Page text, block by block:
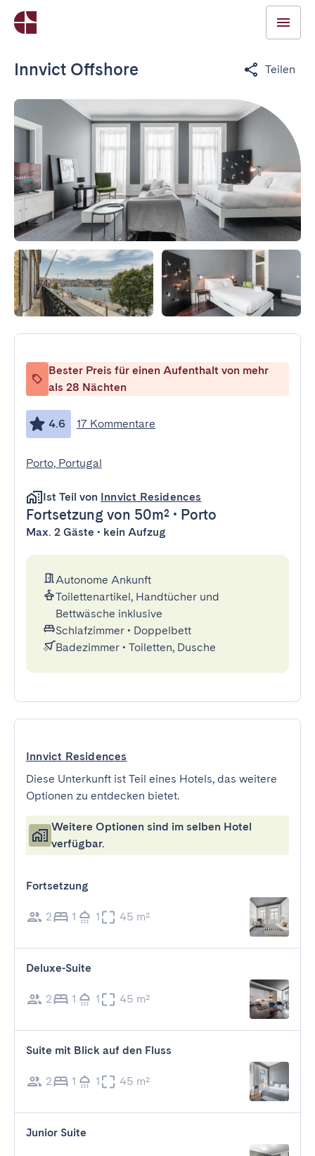
Innvict Offshore Teilen
Bester Preis für einen Aufenthalt von mehr
als 28 Nächten
4.6 17 Kommentare
Porto, Portugal
Ist Teil von Innvict Residences
Fortsetzung von 50m² • Porto
Max. 2 Gäste • kein Aufzug
Autonome Ankunft
Toilettenartikel, Handtücher und
Bettwäsche inklusive
Schlafzimmer • Doppelbett
Badezimmer • Toiletten, Dusche
Innvict Residences
Diese Unterkunft ist Teil eines Hotels, das weitere
Optionen zu entdecken bietet.
Weitere Optionen sind im selben Hotel
verfügbar.
Fortsetzung
2 1 1 45 m²
Deluxe-Suite
2 1 1 45 m²
Suite mit Blick auf den Fluss
2 1 1 45 m²
Junior Suite